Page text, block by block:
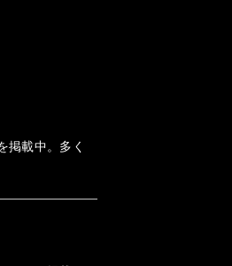
掲載中。多く